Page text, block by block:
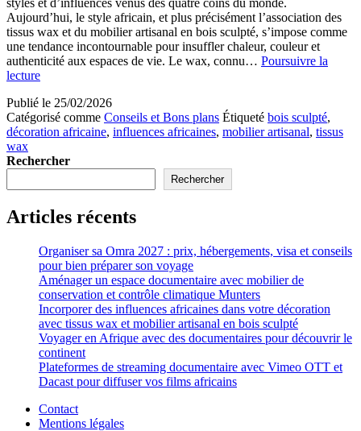
Aujourd’hui, le style africain, et plus précisément l’association des
tissus wax et du mobilier artisanal en bois sculpté, s’impose comme
une tendance incontournable pour insuffler chaleur, couleur et
authenticité aux espaces de vie. Le wax, connu… Poursuivre la
lectureIncorporer
influences
africaines
dans
décoration
tissus
et
artisanal
en
bois
sculpté
Publié le 25/02/2026
Catégorisé comme Conseils et Bons plans Étiqueté bois sculpté,
décoration africaine, influences africaines, mobilier artisanal, tissus
wax
Rechercher
Rechercher
Articles récents
Organiser sa Omra 2027 : prix, hébergements, visa et conseils
pour bien préparer son voyage
Aménager un espace documentaire avec mobilier de
conservation et contrôle climatique Munters
Incorporer des influences africaines dans votre décoration
avec tissus wax et mobilier artisanal en bois sculpté
Voyager en Afrique avec des documentaires pour découvrir le
continent
Plateformes de streaming documentaire avec Vimeo OTT et
Dacast pour diffuser vos films africains
Contact
Mentions légales